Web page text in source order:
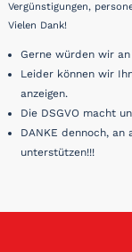
Vergünstigungen,
Vielen Dank!
Gerne würden wir
Leider können wir
anzeigen.
Die DSGVO macht
DANKE dennoch,
unterstützen!!!